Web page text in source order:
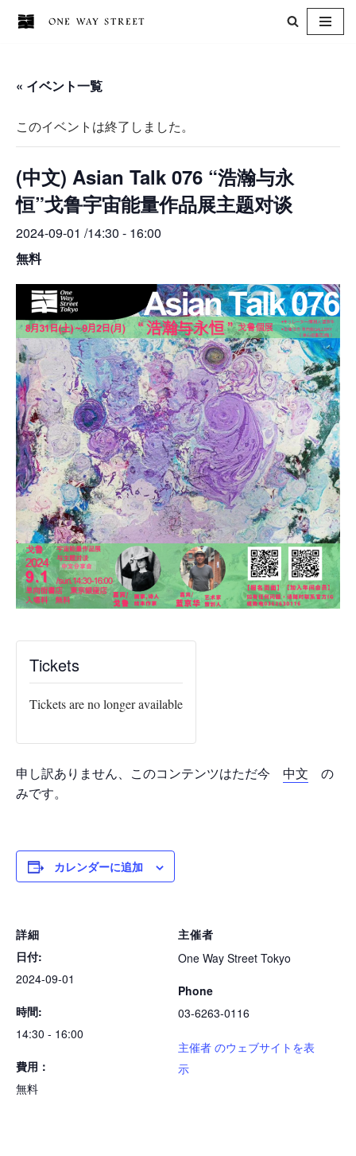
テ
ツ
へ
ス
キ
ッ
プ
« イベント一覧
このイベントは終了しました。
(中文) Asian Talk 076 “浩瀚与永
恒”戈鲁宇宙能量作品展主题对谈
2024-09-01 /14:30 - 16:00
無料
Tickets
Tickets are no longer available
申し訳ありません、このコンテンツはただ今 中文 の
みです。
カレンダーに追加
詳細
日付:
2024-09-01
時間:
14:30 - 16:00
費用：
無料
主催者
One Way Street Tokyo
Phone
03-6263-0116
主催者 のウェブサイトを表
示